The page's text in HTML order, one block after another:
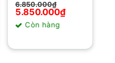
(2560×1440)/ 1ms/
165Hz/ 300 cd/m2/
VA)
6.850.000₫
Giá
gốc
là:
6.850.000₫.
5.850.000₫
Giá
hiện
tại
là: Còn hàng